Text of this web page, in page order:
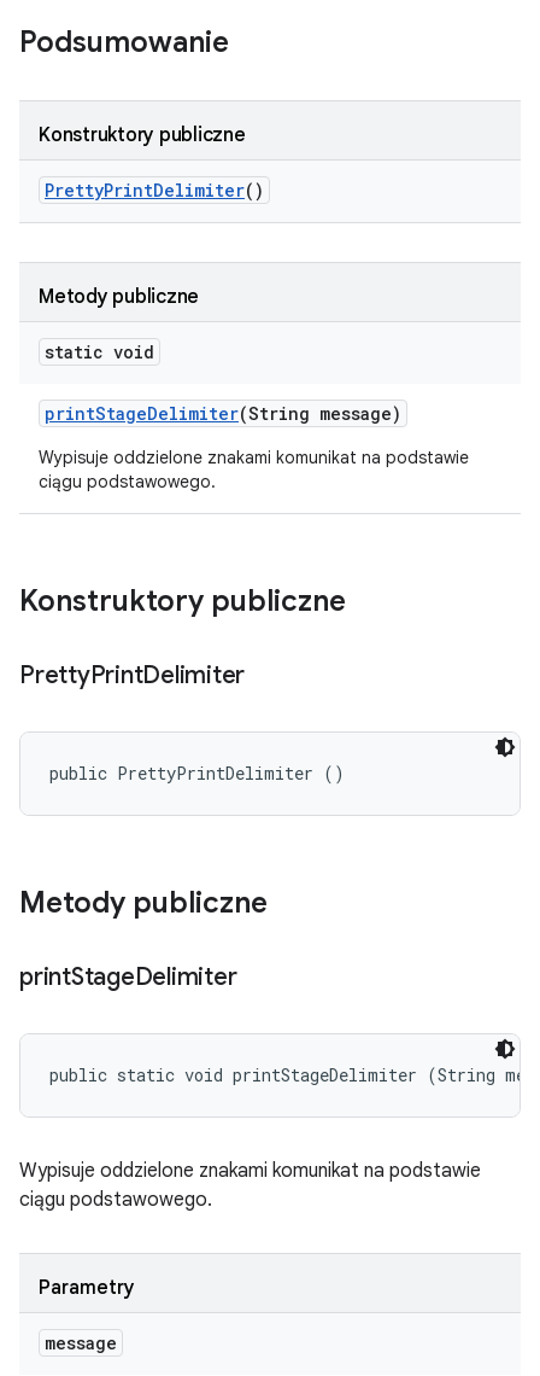
Podsumowanie
Konstruktory publiczne
PrettyPrintDelimiter()
Metody publiczne
static void
printStageDelimiter(String message)
Wypisuje oddzielone znakami komunikat na podstawie
ciągu podstawowego.
Konstruktory publiczne
PrettyPrintDelimiter
public PrettyPrintDelimiter ()
Metody publiczne
printStageDelimiter
public static void printStageDelimiter (String
Wypisuje oddzielone znakami komunikat na podstawie
ciągu podstawowego.
Parametry
message